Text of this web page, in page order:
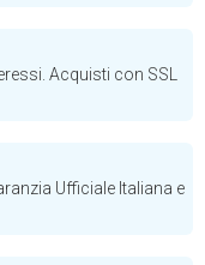
Acquisti con SSL
Ufficiale Italiana e